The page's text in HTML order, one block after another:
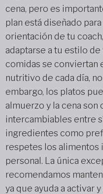
cena, pero es
plan está diseñado
orientación de tu
adaptarse a tu estilo
comidas se conviertan
nutritivo de cada día,
embargo, los platos
almuerzo y la cena
intercambiables entre
ingredientes como
respetes los alimentos
personal. La única
recomendamos
ya que ayuda a activar